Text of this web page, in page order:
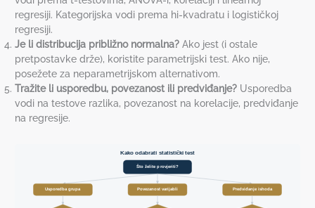
regresiji. Kategorijska vodi prema hi-kvadratu i logističkoj
regresiji.
Je li distribucija približno normalna? Ako jest (i ostale
pretpostavke drže), koristite parametrijski test. Ako nije,
posežete za neparametrijskom alternativom.
Tražite li usporedbu, povezanost ili predviđanje? Usporedba
vodi na testove razlika, povezanost na korelacije, predviđanje
na regresije.
Kako odabrati statistički test
Što želite provjeriti?
Usporedba grupa Povezanost varijabli Predviđanje ishoda